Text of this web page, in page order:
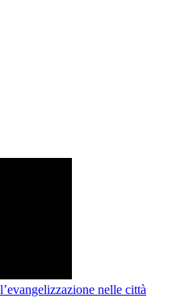
nelle città